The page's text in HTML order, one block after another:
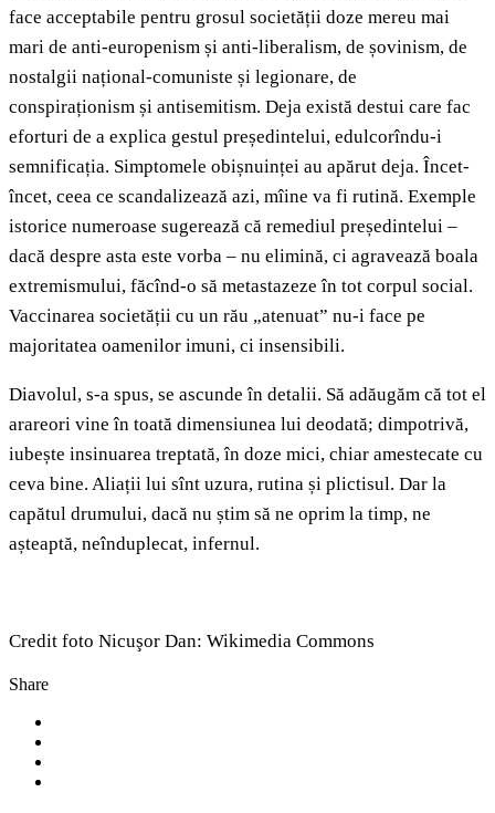
face acceptabile pentru grosul societății doze mereu mai
mari de anti-europenism și anti-liberalism, de șovinism, de
nostalgii național-comuniste și legionare, de
conspiraționism și antisemitism. Deja există destui care fac
eforturi de a explica gestul președintelui, edulcorîndu-i
semnificația. Simptomele obișnuinței au apărut deja. Încet-
încet, ceea ce scandalizează azi, mîine va fi rutină. Exemple
istorice numeroase sugerează că remediul președintelui –
dacă despre asta este vorba – nu elimină, ci agravează boala
extremismului, făcînd-o să metastazeze în tot corpul social.
Vaccinarea societății cu un rău „atenuat” nu-i face pe
majoritatea oamenilor imuni, ci insensibili.
Diavolul, s-a spus, se ascunde în detalii. Să adăugăm că tot el
arareori vine în toată dimensiunea lui deodată; dimpotrivă,
iubește insinuarea treptată, în doze mici, chiar amestecate cu
ceva bine. Aliații lui sînt uzura, rutina și plictisul. Dar la
capătul drumului, dacă nu știm să ne oprim la timp, ne
așteaptă, neînduplecat, infernul.
Credit foto Nicuşor Dan: Wikimedia Commons
Share